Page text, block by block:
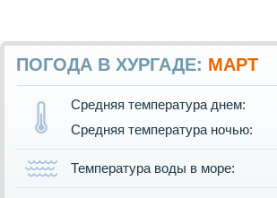
ПОГОДА В ХУРГАДЕ: МАРТ
Средняя температура днем:
Средняя температура ночью:
Температура воды в море: